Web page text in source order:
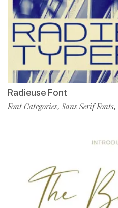
Radieuse Font
Font Categories, Sans Serif Fonts,